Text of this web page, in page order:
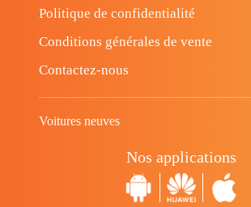
Politique de confidentialité
Conditions générales de vente
Contactez-nous
Voitures neuves
Nos applications